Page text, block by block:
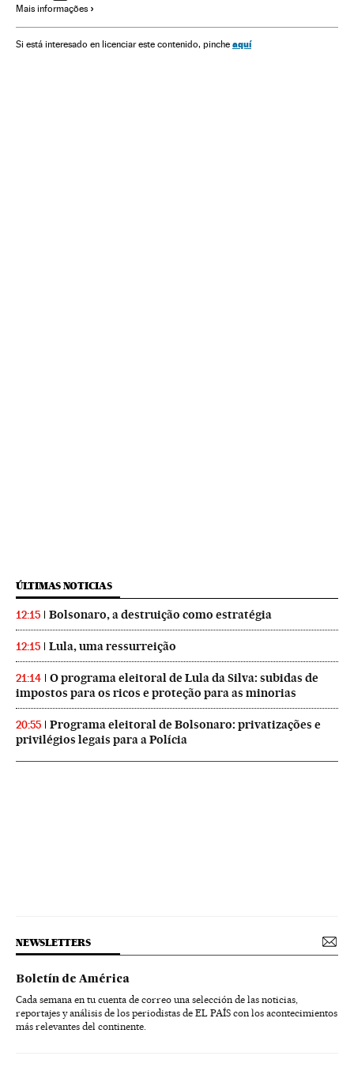
Administração pública
Mais informações
Si está interesado en licenciar este contenido, pinche aquí
ÚLTIMAS NOTICIAS
12:15 Bolsonaro, a destruição como estratégia
12:15 Lula, uma ressurreição
21:14
O programa eleitoral de Lula da Silva: subidas de
impostos para os ricos e proteção para as minorias
20:55
Programa eleitoral de Bolsonaro: privatizações e
privilégios legais para a Polícia
NEWSLETTERS
Boletín de América
Cada semana en tu cuenta de correo una selección de las noticias,
reportajes y análisis de los periodistas de EL PAÍS con los acontecimientos
más relevantes del continente.